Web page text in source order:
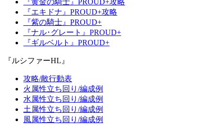
『黄金の騎士』PROUD+攻略
『エキドナ』PROUD+攻略
『紫の騎士』PROUD+
『ナル･グレート』PROUD+
『ギルベルト』PROUD+
『ルシファーHL』
攻略/敵行動表
火属性立ち回り/編成例
水属性立ち回り/編成例
土属性立ち回り/編成例
風属性立ち回り/編成例